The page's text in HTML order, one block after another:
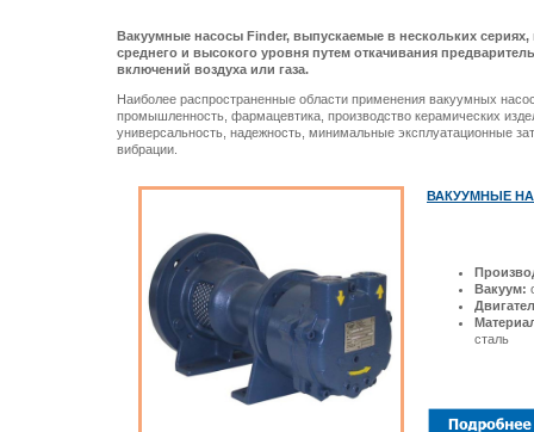
Вакуумные насосы Finder, выпускаемые в нескольких сериях,
среднего и высокого уровня путем откачивания
включений воздуха или газа.
Наиболее распространенные области применения вакуумных
промышленность, фармацевтика, производство керамических
универсальность, надежность, минимальные эксплуатационные
вибрации.
ВАКУУМНЫЕ
Вакуум:
сталь